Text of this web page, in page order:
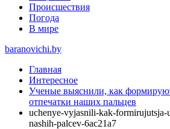
Происшествия
Погода
В мире
baranovichi.by
Главная
Интересное
Ученые выяснили, как
отпечатки наших пальцев
uchenye-vyjasnili-kak-formirujutsja-
nashih-palcev-6ac21a7